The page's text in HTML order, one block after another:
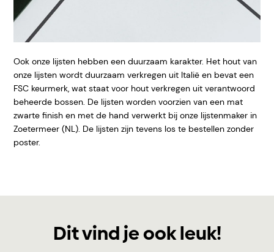
Ook onze lijsten hebben een duurzaam karakter. Het hout van
onze lijsten wordt duurzaam verkregen uit Italië en bevat een
FSC keurmerk, wat staat voor hout verkregen uit verantwoord
beheerde bossen. De lijsten worden voorzien van een mat
zwarte finish en met de hand verwerkt bij onze lijstenmaker in
Zoetermeer (NL). De lijsten zijn tevens los te bestellen zonder
poster.
Dit vind je ook leuk!